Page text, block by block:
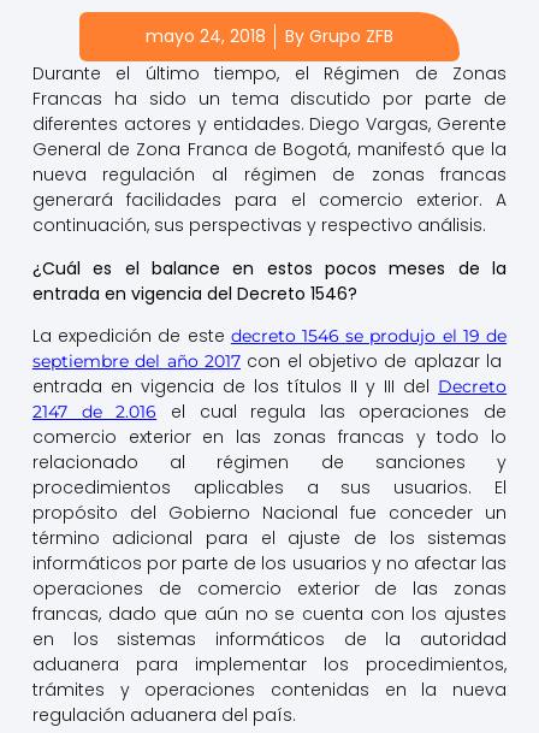
mayo 24, 2018 ByGrupo ZFB
Durante el último tiempo, el Régimen de Zonas
Francas ha sido un tema discutido por parte de
diferentes actores y entidades. Diego Vargas, Gerente
General de Zona Franca de Bogotá, manifestó que la
nueva regulación al régimen de zonas francas
generará facilidades para el comercio exterior. A
continuación, sus perspectivas y respectivo análisis.
¿Cuál es el balance en estos pocos meses de la
entrada en vigencia del Decreto 1546?
La expedición de este decreto 1546 se produjo el 19 de
septiembre del año 2017con el objetivo de aplazar la
entrada en vigencia de los títulos II y III del Decreto
2147 de 2.016
el cual regula las operaciones de
comercio exterior en las zonas francas y todo lo
relacionado al régimen de sanciones y
procedimientos aplicables a sus usuarios. El
propósito del Gobierno Nacional fue conceder un
término adicional para el ajuste de los sistemas
informáticos por parte de los usuarios y no afectar las
operaciones de comercio exterior de las zonas
francas, dado que aún no se cuenta con los ajustes
en los sistemas informáticos de la autoridad
aduanera para implementar los procedimientos,
trámites y operaciones contenidas en la nueva
regulación aduanera del país.